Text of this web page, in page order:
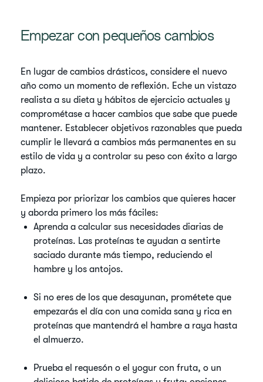
Empezar con pequeños cambios
En lugar de cambios drásticos, considere el nuevo
año como un momento de reflexión. Eche un vistazo
realista a su dieta y hábitos de ejercicio actuales y
comprométase a hacer cambios que sabe que puede
mantener. Establecer objetivos razonables que pueda
cumplir le llevará a cambios más permanentes en su
estilo de vida y a controlar su peso con éxito a largo
plazo.
Empieza por priorizar los cambios que quieres hacer
y aborda primero los más fáciles:
Aprenda a calcular sus necesidades diarias de
proteínas. Las proteínas te ayudan a sentirte
saciado durante más tiempo, reduciendo el
hambre y los antojos.
Si no eres de los que desayunan, prométete que
empezarás el día con una comida sana y rica en
proteínas que mantendrá el hambre a raya hasta
el almuerzo.
Prueba el requesón o el yogur con fruta, o un